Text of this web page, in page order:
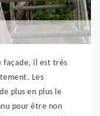
façade, il est très
Les
plus en plus le
pour être non